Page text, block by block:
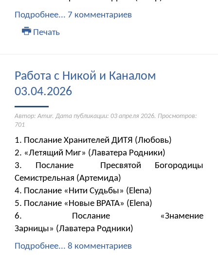
Подробнее... 7 комментариев
Печать
Работа с Никой и Каналом
03.04.2026
Автор: Amur. Дата публикации: 03 апреля 2026. Просмотров:
701
1. Послание Хранителей ДИТЯ (Любовь)
2. «Летящий Миг» (Лаватера Родники)
3. Послание Пресвятой Богородицы
Семистрельная (Артемида)
4. Послание «Нити Судьбы» (Elena)
5. Послание «Новые ВРАТА» (Elena)
6. Послание «Знамение
Зарницы» (Лаватера Родники)
Подробнее... 8 комментариев